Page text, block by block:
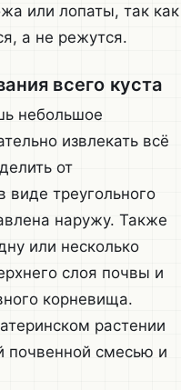
или лопаты, так как
а не режутся.
всего куста
небольшое
извлекать всё
от
виде треугольного
наружу. Также
или несколько
слоя почвы и
корневища.
растении
почвенной смесью и